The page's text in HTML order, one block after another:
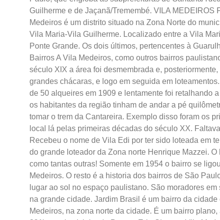
Guilherme e de Jaçanã/Tremembé. VILA
Medeiros é um distrito situado na Zona Norte do
Vila Maria-Vila Guilherme. Localizado entre a Vila
Ponte Grande. Os dois últimos, pertencentes à
Bairros A Vila Medeiros, como outros bairros
século XIX a área foi desmembrada e,
grandes chácaras, e logo em seguida em
de 50 alqueires em 1909 e lentamente foi retalhando
os habitantes da região tinham de andar a pé
tomar o trem da Cantareira. Exemplo disso foram os
local lá pelas primeiras décadas do século XX.
Recebeu o nome de Vila Edi por ter sido loteada em
do grande loteador da Zona norte Henrique Mazzei.
como tantas outras! Somente em 1954 o bairro se
Medeiros. O resto é a historia dos bairros de São
lugar ao sol no espaço paulistano. São moradores
na grande cidade. Jardim Brasil é um bairro da
Medeiros, na zona norte da cidade. É um bairro